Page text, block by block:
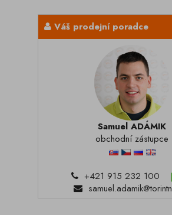
Váš prodejní poradce
Samuel ADÁMIK
obchodní zástupce
+421 915 232 100